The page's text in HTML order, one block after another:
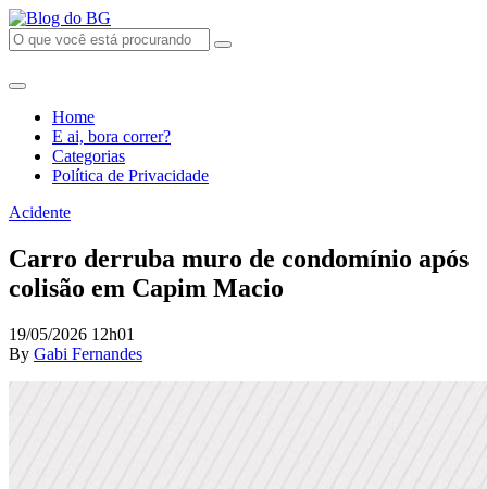
Home
E ai, bora correr?
Categorias
Política de Privacidade
Acidente
Carro derruba muro de condomínio após
colisão em Capim Macio
19/05/2026 12h01
By Gabi Fernandes